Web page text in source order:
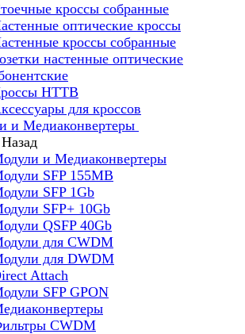
кроссы собранные
оптические кроссы
кроссы собранные
настенные оптические
HTTB
для кроссов
и Медиаконвертеры
Назад
и Медиаконвертеры
SFP 155MB
SFP 1Gb
SFP+ 10Gb
QSFP 40Gb
для CWDM
для DWDM
Attach
SFP GPON
CWDM